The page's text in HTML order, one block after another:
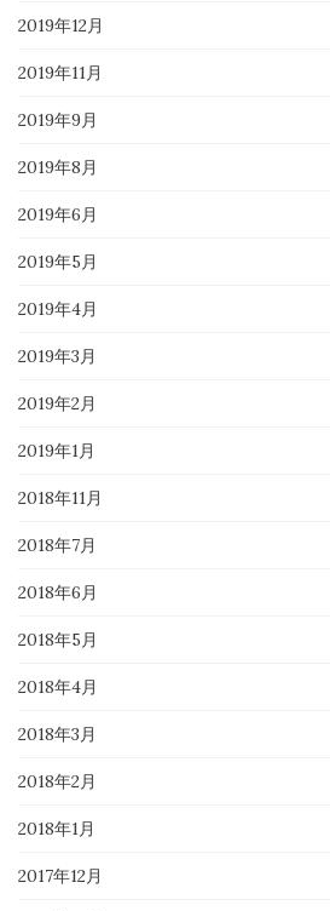
2019年12月
2019年11月
2019年9月
2019年8月
2019年6月
2019年5月
2019年4月
2019年3月
2019年2月
2019年1月
2018年11月
2018年7月
2018年6月
2018年5月
2018年4月
2018年3月
2018年2月
2018年1月
2017年12月